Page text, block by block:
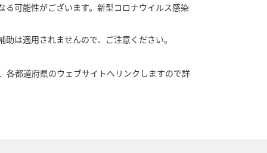
可能性がございます。新型コロナウイルス感染
は適用されませんので、ご注意ください。
各都道府県のウェブサイトへリンクしますので詳